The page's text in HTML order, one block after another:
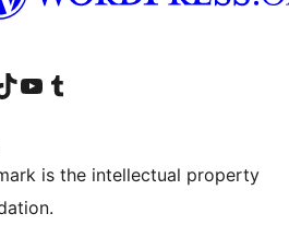
our TikTok account
Truy cập kênh YouTube của chúng tôi Visit our Tumblr account
is the intellectual property